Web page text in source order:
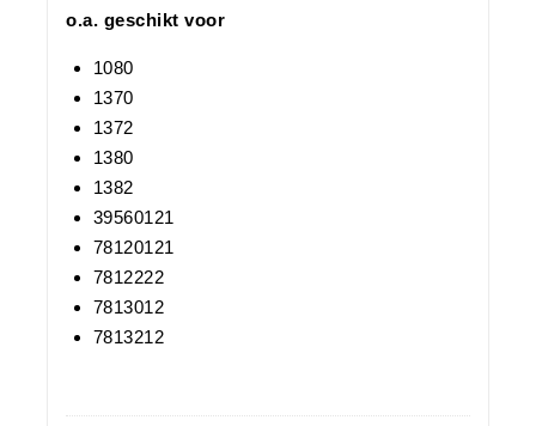
o.a. geschikt voor
1080
1370
1372
1380
1382
39560121
78120121
7812222
7813012
7813212